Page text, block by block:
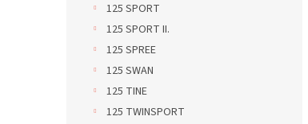
125 SPORT
125 SPORT II.
125 SPREE
125 SWAN
125 TINE
125 TWINSPORT